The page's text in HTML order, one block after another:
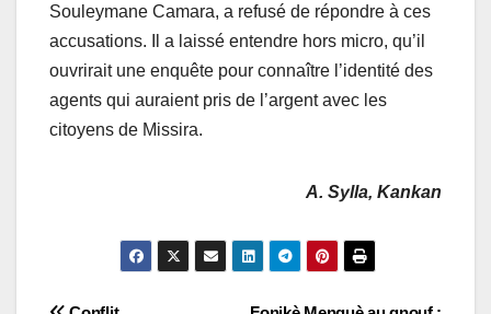
Souleymane Camara, a refusé de répondre à ces
accusations. Il a laissé entendre hors micro, qu’il
ouvrirait une enquête pour connaître l’identité des
agents qui auraient pris de l’argent avec les
citoyens de Missira.
A. Sylla, Kankan